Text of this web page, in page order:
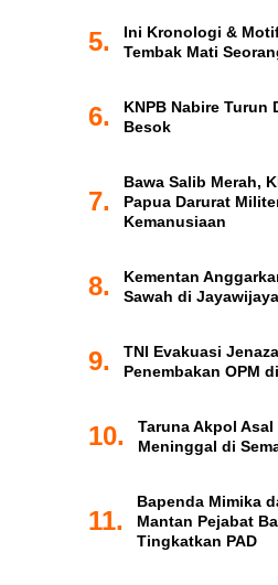
5.
Ini Kronologi &
Tembak Mati
6.
KNPB Nabire Turun
Besok
7.
Bawa Salib Merah,
Papua Darurat
Kemanusiaan
8.
Kementan
Sawah di Jayawijaya
9.
TNI Evakuasi
Penembakan OPM
10.
Taruna Akpol Asal
Meninggal di
11.
Bapenda Mimika
Mantan Pejabat
Tingkatkan PAD